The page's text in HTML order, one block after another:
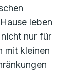
leben
nur für
mit kleinen